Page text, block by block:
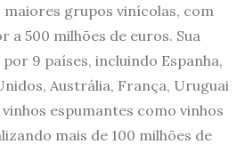
maiores grupos vinícolas, com
500 milhões de euros. Sua
9 países, incluindo Espanha,
Austrália, França, Uruguai
espumantes como vinhos
mais de 100 milhões de